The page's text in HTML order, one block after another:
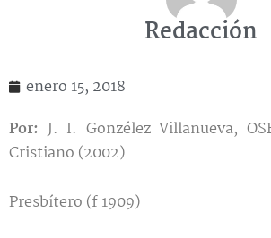
Redacción
enero 15, 2018
Por:J. I. Gonzélez Villanueva,
Cristiano (2002)
Presbítero (f 1909)